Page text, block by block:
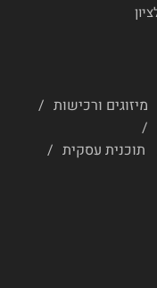
מיזוגים ורכישות
תוכנית עסקית